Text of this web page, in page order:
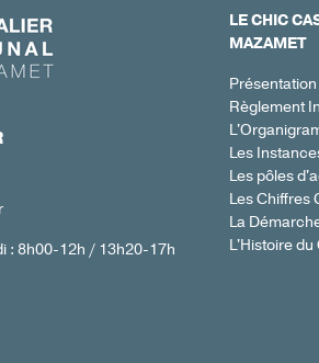
: 8h00-12h / 13h20-17h
LE CHIC
MAZAMET
Règlement
Les
Les pôles
Les Chiffres
La
L'Histoire du